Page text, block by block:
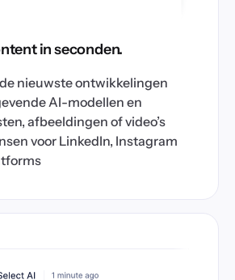
in seconden.
nieuwste ontwikkelingen
AI-modellen en
afbeeldingen of video’s
voor LinkedIn, Instagram